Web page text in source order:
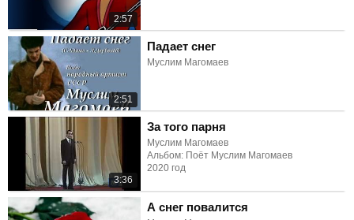
2:57
2:51
Падает снег
Муслим Магомаев
3:36
За того парня
Муслим Магомаев
Альбом: Поёт Муслим Магомаев
2020 год
А снег повалится